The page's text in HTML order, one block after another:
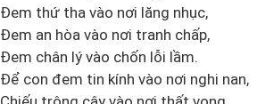
Ðem thứ tha vào nơi lăng nhục,
Ðem an hòa vào nơi tranh chấp,
Ðem chân lý vào chốn lỗi lầm.
Ðể con đem tin kính vào nơi nghi nan,